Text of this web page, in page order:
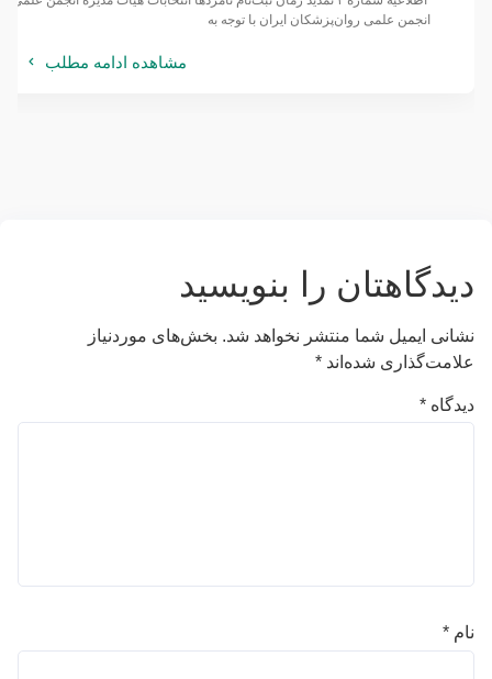
انجمن علمی روان‌پزشکان ایران با توجه به
مشاهده ادامه مطلب
دیدگاهتان را بنویسید
نشانی ایمیل شما منتشر نخواهد شد. بخش‌های موردنیاز
علامت‌گذاری شده‌اند *
دیدگاه *
نام *